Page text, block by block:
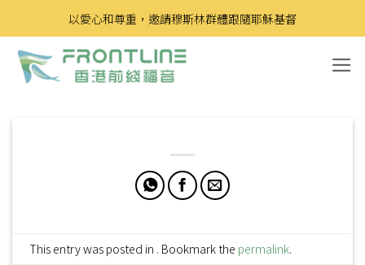
to
content
以愛心和尊重，邀請穆斯林群體跟隨耶穌基督
This entry was posted in . Bookmark the permalink.